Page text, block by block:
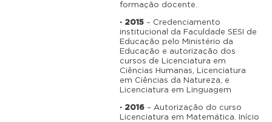
formação docente.
· 2015 – Credenciamento
institucional da Faculdade SESI de
Educação pelo Ministério da
Educação e autorização dos
cursos de Licenciatura em
Ciências Humanas, Licenciatura
em Ciências da Natureza, e
Licenciatura em Linguagem
· 2016 – Autorização do curso
Licenciatura em Matemática. Início